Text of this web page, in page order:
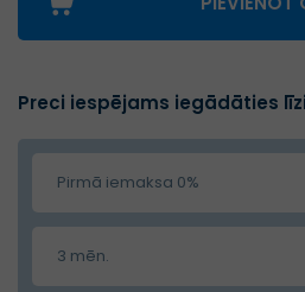
Preci iespējams iegādāties
Pirmā iemaksa 0%
3 mēn.